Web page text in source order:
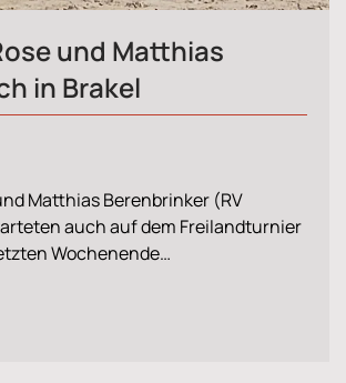
und Matthias
in Brakel
Matthias Berenbrinker (RV
auch auf dem Freilandturnier
Wochenende…